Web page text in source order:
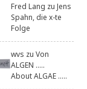
Fred Lang zuJens
Spahn, die x-te
Folge
wvs zuVon
ALGEN .....
About ALGAE .....